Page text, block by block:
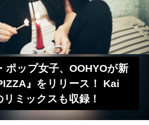
ポップ女子、OOHYOが新
』をリリース！ Kai
ミックスも収録！